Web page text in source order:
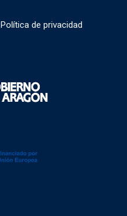
Política de privacidad